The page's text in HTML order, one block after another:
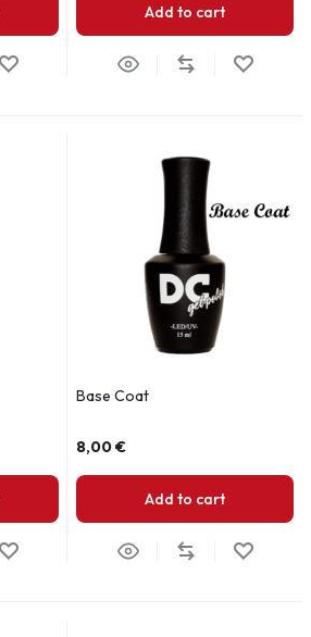
Add to cart
Base Coat
8,00€
Add to cart